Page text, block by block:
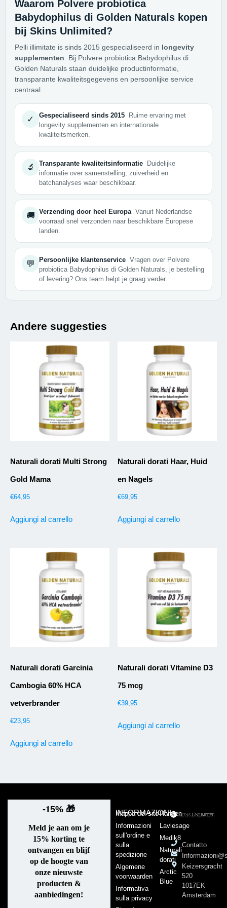
Waarom Polvere probiotica
Babydophilus di Golden Naturals kopen
bij Skins Unlimited?
Pelli illimitate is sinds 2015 gespecialiseerd in longevity
supplementen. Bij Polvere probiotica Babydophilus di
Golden Naturals staan duidelijke productinformatie,
transparante kwaliteitsgegevens en persoonlijke service
centraal.
✓ Gespecialiseerd sinds 2015
Ruime ervaring met
longevity supplementen en internationale
kwaliteitsmerken.
🔬 Transparante kwaliteitsinformatie
Duidelijke
informatie over samenstelling, zuiverheid en
batchanalyses waar beschikbaar.
🚚 Verzending door heel Europa Vanuit Nederlandse
voorraad snel verzonden naar beschikbare Europese
landen.
💬 Persoonlijke klantenservice Vragen over Polvere
probiotica Babydophilus di Golden Naturals, je bestelling
of levering? Ons team helpt je graag verder.
Andere suggesties
Naturali dorati Multi Strong
Gold Mama
€64,95
Aggiungi al carrello
Naturali dorati Haar, Huid
en Nagels
€69,95
Aggiungi al carrello
Naturali dorati Garcinia
Cambogia 60% HCA
vetverbrander
€23,95
Aggiungi al carrello
Naturali dorati Vitamine D3
75 mcg
€39,95
Aggiungi al carrello
-15% 🎁
Meld je aan om je
15% korting te
ontvangen en blijf
op de hoogte van
onze nieuwste
producten &
aanbiedingen!
INFORMAZIONI
Mappa del sito
Informazioni
sull'ordine e
sulla
spedizione
Algemene
voorwaarden
Informativa
sulla privacy
Hansen
Laviesage
Medik8
Naturali
dorati
Arctic
Blue
Contatto
Keizersgracht
520
1017EK
Amsterdam